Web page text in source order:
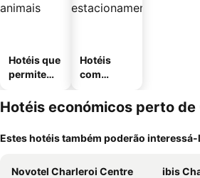
Hotéis que
permitem
Hotéis
com
mento
Hotéis económicos perto de
Estes hotéis também poderão interessá-
Novotel Charleroi Centre
ibis